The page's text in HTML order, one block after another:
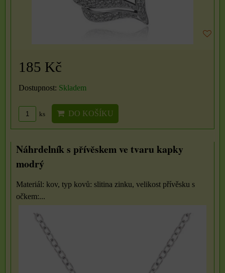
185 Kč
Dostupnost: Skladem
ks DO KOŠÍKU
Náhrdelník s přívěskem ve tvaru kapky
modrý
Materiál: kov, typ kovů: slitina zinku, velikost přívěsku s
očkem:...